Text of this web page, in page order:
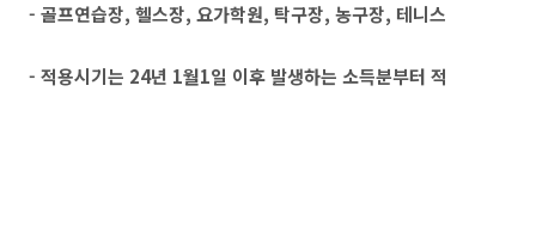
- 골프연습장, 헬스장, 요가학원, 탁구장, 농구장, 테니스
- 적용시기는 24년 1월1일 이후 발생하는 소득분부터 적